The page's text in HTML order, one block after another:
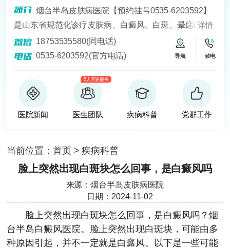
烟台半岛皮肤病医院【预约挂号0535-6203592】
是山东省规范化诊疗皮肤病、白癜风、白斑、晕痣的医
院。熟悉皮肤病科常见病、多发病、疑难病的诊治，尤
其擅长光化学疗法、窄波紫外线、308准分子激光以及外
移植治疗白癜风，包括自体表皮移植、微小皮片移植、
自体培养黑素细胞移植等。
详情
18753535580(同电话)
0535-6203592(官方电话)
导航 致电
医院新闻
5人开通服务
医生团队 疾病科普 党群工作
当前位置： 首页>疾病科普
脸上突然出现白斑块怎么回事，是白癜风吗
来源：烟台半岛皮肤病医院
日期：2024-11-02
脸上突然出现白斑块怎么回事，是白癜风吗？烟
台半岛白癜风医院。脸上突然出现白斑块，可能由多
种原因引起，并不一定就是白癜风。以下是一些可能